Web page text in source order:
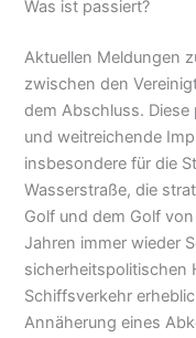
Was ist passiert?
Aktuellen Meldungen
zwischen den
dem Abschluss.
und weitreichende
insbesondere für die
Wasserstraße, die
Golf und dem Golf
Jahren immer wieder
sicherheitspolitischen
Schiffsverkehr
Annäherung eines